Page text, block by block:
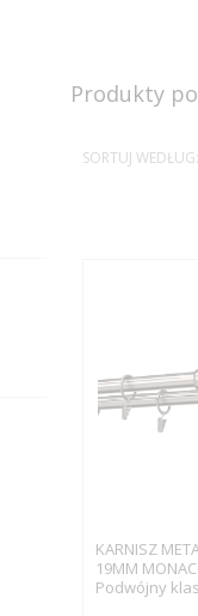
Produkty
SORTUJ WEDŁUG:
KARNISZ
19MM
Podwójny